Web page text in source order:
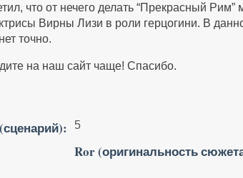
что от нечего делать “Прекрасный
Вирны Лизи в роли герцогини. В
точно.
на наш сайт чаще! Спасибо.
5
Ror (оригинальность